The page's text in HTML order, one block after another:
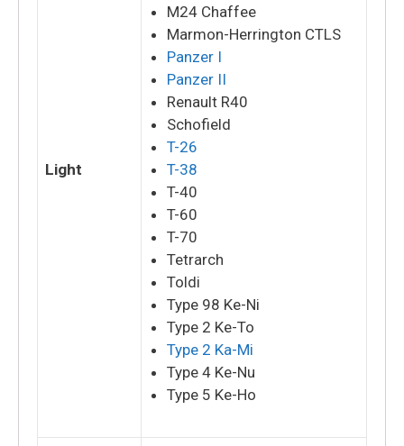
Light
M24 Chaffee
Marmon-Herrington CTLS
Panzer I
Panzer II
Renault R40
Schofield
T-26
T-38
T-40
T-60
T-70
Tetrarch
Toldi
Type 98 Ke-Ni
Type 2 Ke-To
Type 2 Ka-Mi
Type 4 Ke-Nu
Type 5 Ke-Ho